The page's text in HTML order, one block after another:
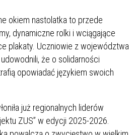
okiem nastolatka to przede
dynamiczne rolki i wciągające
plakaty. Uczniowie z województwa
że o solidarności
opowiadać językiem swoich
już regionalnych liderów
ZUS” w edycji 2025-2026.